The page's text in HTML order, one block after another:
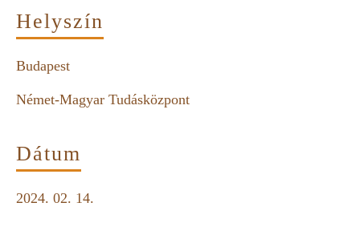
Helyszín
Budapest
Német-Magyar Tudásközpont
Dátum
2024. 02. 14.